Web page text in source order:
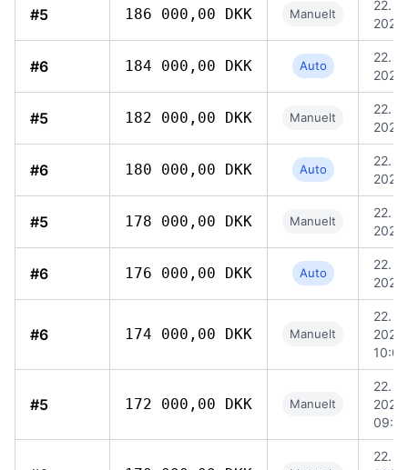
#5 186 000,00 DKK Manuelt
22.
#6 184 000,00 DKK Auto
22.
#5 182 000,00 DKK Manuelt
22.
#6 180 000,00 DKK Auto
22.
#5 178 000,00 DKK Manuelt
22.
#6 176 000,00 DKK Auto
22.
#6 174 000,00 DKK Manuelt
22.
2026,
10:00
#5 172 000,00 DKK Manuelt
22.
2026,
22.